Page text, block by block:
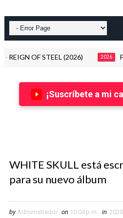
OF STEEL (2026) 2026 Fallece
¡Suscríbete a mi
WHITE SKULL está
para su nuevo álbum
by Administrador on 10:04 p.m. in 2020